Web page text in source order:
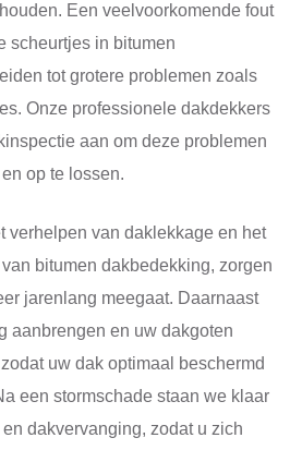
Een veelvoorkomende fout
scheurtjes in bitumen
tot grotere problemen zoals
Onze professionele dakdekkers
aan om deze problemen
op te lossen.
verhelpen van daklekkage en het
bitumen dakbedekking, zorgen
jarenlang meegaat. Daarnaast
aanbrengen en uw dakgoten
uw dak optimaal beschermd
een stormschade staan we klaar
dakvervanging, zodat u zich